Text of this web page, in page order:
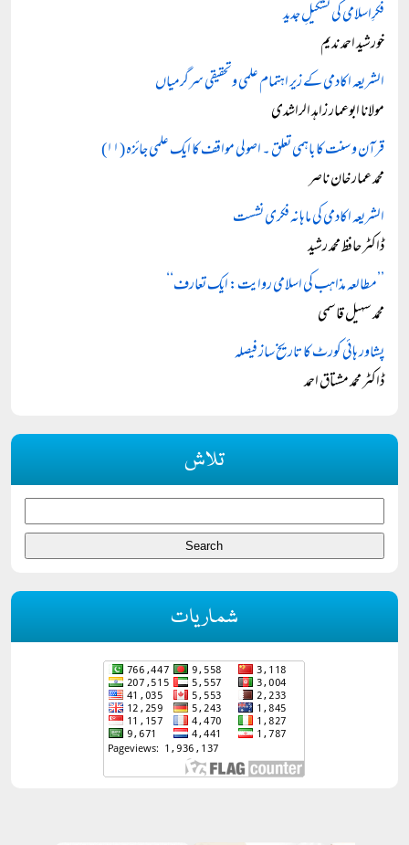
فکرِاسلامی کی تشکیلِ جدید
خورشید احمد ندیم
الشریعہ اکادمی کے زیر اہتمام علمی وتحقیقی سرگرمیاں
مولانا ابوعمار زاہد الراشدی
قرآن و سنت کا باہمی تعلق ۔ اصولی مواقف کا ایک علمی جائزہ (۱۱)
محمد عمار خان ناصر
الشریعہ اکادمی کی ماہانہ فکری نشست
ڈاکٹر حافظ محمد رشید
’’مطالعہ مذاہب کی اسلامی روایت: ایک تعارف‘‘
محمد سہیل قاسمی
پشاور ہائی کورٹ کا تاریخ ساز فیصلہ
ڈاکٹر محمد مشتاق احمد
تلاش
شماریات